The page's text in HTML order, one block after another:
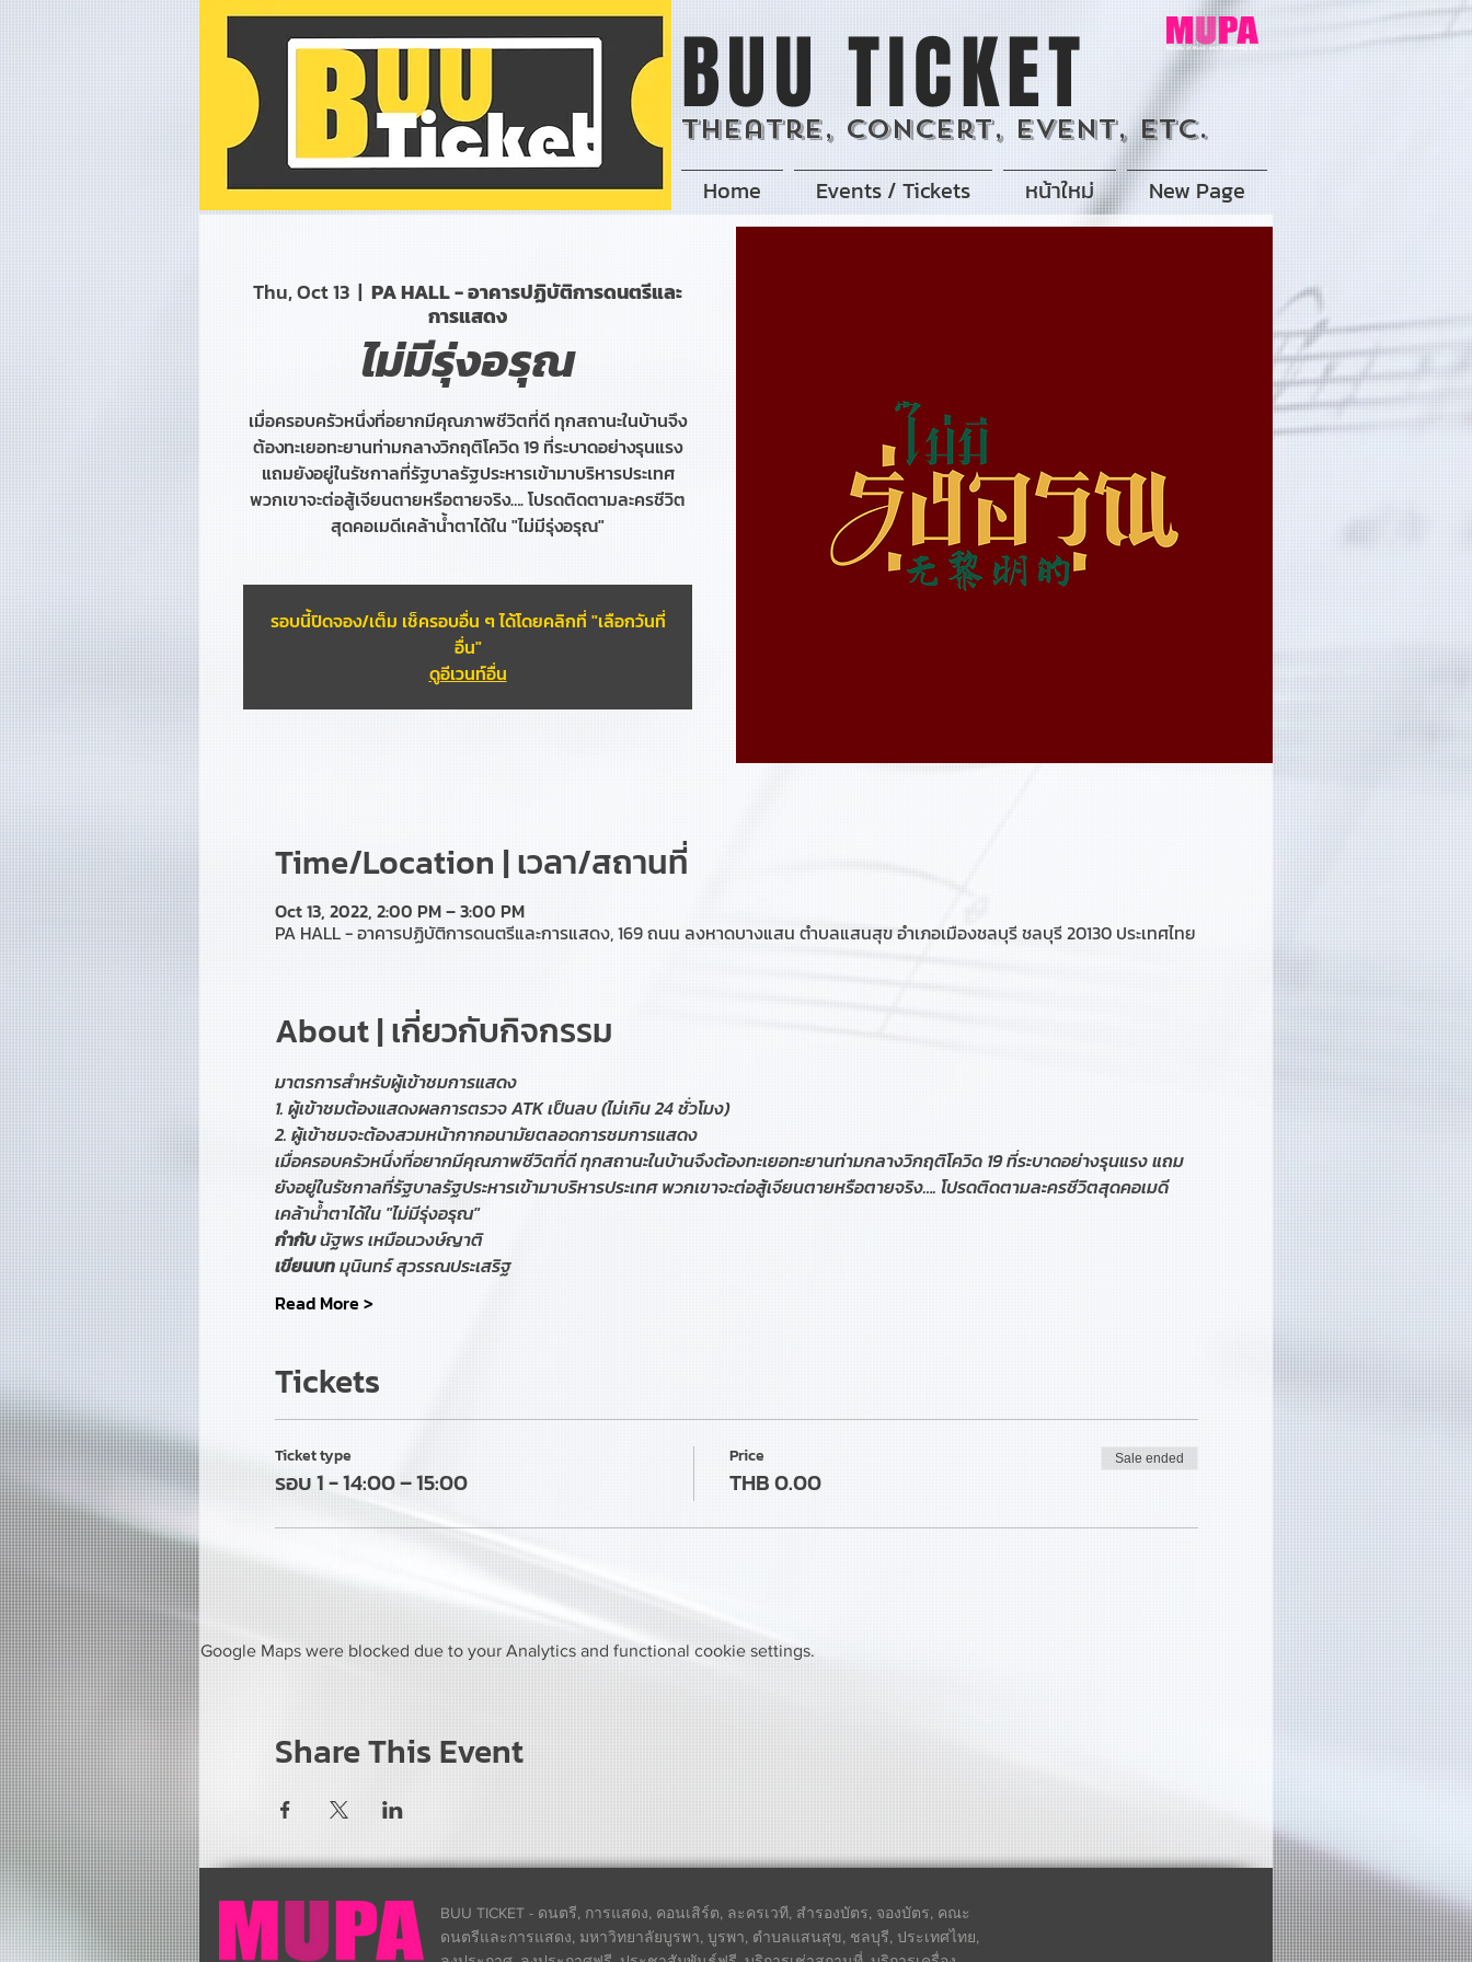
BUU TICKET
Theatre, Concert, Event, Etc.
Home Events / Tickets หน้าใหม่ New Page
Thu, Oct 13
  |
PA HALL - อาคารปฏิบัติการดนตรีและ
การแสดง
ไม่มีรุ่งอรุณ
เมื่อครอบครัวหนึ่งที่อยากมีคุณภาพชีวิตที่ดี ทุกสถานะในบ้านจึง
ต้องทะเยอทะยานท่ามกลางวิกฤติโควิด 19 ที่ระบาดอย่างรุนแรง
แถมยังอยู่ในรัชกาลที่รัฐบาลรัฐประหารเข้ามาบริหารประเทศ
พวกเขาจะต่อสู้เจียนตายหรือตายจริง…. โปรดติดตามละครชีวิต
สุดคอเมดีเคล้าน้ำตาได้ใน "ไม่มีรุ่งอรุณ"
รอบนี้ปิดจอง/เต็ม เช็ครอบอื่น ๆ ได้โดยคลิกที่ "เลือกวันที่
อื่น"
ดูอีเวนท์อื่น
Time/Location | เวลา/สถานที่
Oct 13, 2022, 2:00 PM – 3:00 PM
PA HALL - อาคารปฏิบัติการดนตรีและการแสดง, 169 ถนน ลงหาดบางแสน ตำบลแสนสุข อำเภอเมืองชลบุรี ชลบุรี 20130 ประเทศไทย
About | เกี่ยวกับกิจกรรม
มาตรการสำหรับผู้เข้าชมการแสดง
1. ผู้เข้าชมต้องแสดงผลการตรวจ ATK เป็นลบ (ไม่เกิน 24 ชั่วโมง)
2. ผู้เข้าชมจะต้องสวมหน้ากากอนามัยตลอดการชมการแสดง
เมื่อครอบครัวหนึ่งที่อยากมีคุณภาพชีวิตที่ดี ทุกสถานะในบ้านจึงต้องทะเยอทะยานท่ามกลางวิกฤติโควิด 19 ที่ระบาดอย่างรุนแรง แถม
ยังอยู่ในรัชกาลที่รัฐบาลรัฐประหารเข้ามาบริหารประเทศ พวกเขาจะต่อสู้เจียนตายหรือตายจริง…. โปรดติดตามละครชีวิตสุดคอเมดี
เคล้าน้ำตาได้ใน "ไม่มีรุ่งอรุณ"
กำกับ นัฐพร เหมือนวงษ์ญาติ
เขียนบท มุนินทร์ สุวรรณประเสริฐ
Read More >
Tickets
Ticket type
รอบ 1 - 14:00 – 15:00
Price
THB 0.00
Sale ended
Google Maps were blocked due to your Analytics and functional cookie settings.
Share This Event
BUU TICKET - ดนตรี, การแสดง, คอนเสิร์ต, ละครเวที, สำรองบัตร, จองบัตร, คณะ
ดนตรีและการแสดง, มหาวิทยาลัยบูรพา, บูรพา, ตำบลแสนสุข, ชลบุรี, ประเทศไทย,